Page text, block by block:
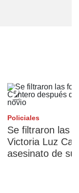
Policiales
Se filtraron las
Victoria Luz
asesinato de su